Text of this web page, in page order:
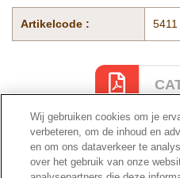
Artikelcode : 5411
Wij gebruiken cookies om je
verbeteren, om de inhoud en
en om ons dataverkeer te
over het gebruik van onze